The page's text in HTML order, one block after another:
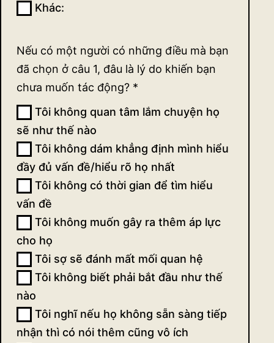
Khác:
Nếu có một người có những điều mà bạn
đã chọn ở câu 1, đâu là lý do khiến bạn
chưa muốn tác động? *
Tôi không quan tâm lắm chuyện họ
sẽ như thế nào
Tôi không dám khẳng định mình hiểu
đầy đủ vấn đề/hiểu rõ họ nhất
Tôi không có thời gian để tìm hiểu
vấn đề
Tôi không muốn gây ra thêm áp lực
cho họ
Tôi sợ sẽ đánh mất mối quan hệ
Tôi không biết phải bắt đầu như thế
nào
Tôi nghĩ nếu họ không sẵn sàng tiếp
nhận thì có nói thêm cũng vô ích